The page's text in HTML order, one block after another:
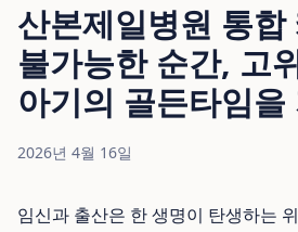
산본제일병원 통합
불가능한 순간, 고
아기의 골든타임을
2026년 4월 16일
임신과 출산은 한 생명이 탄생하는